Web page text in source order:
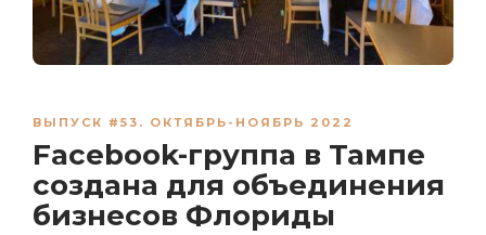
ВЫПУСК #53. ОКТЯБРЬ-НОЯБРЬ 2022
Facebook-группа в Тампе
создана для объединения
бизнесов Флориды